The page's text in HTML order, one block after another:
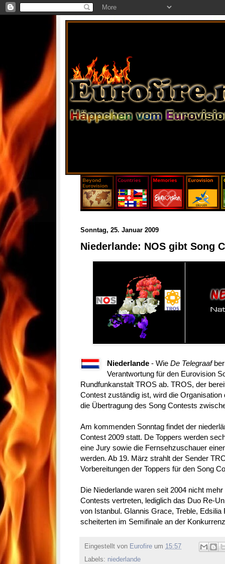
Sonntag, 25. Januar 2009
Niederlande: NOS gibt Song
Niederlande - WieDe Telegraaf
Verantwortung für den Eurovision
Rundfunkanstalt TROS ab. TROS, der
Contest zuständig ist, wird die
die Übertragung des Song Contests
Am kommenden Sonntag findet der
Contest 2009 statt. De Toppers werden
eine Jury sowie die Fernsehzuschauer
werden. Ab 19. März strahlt der Sender
Vorbereitungen der Toppers für den Song
Die Niederlande waren seit 2004 nicht
Contests vertreten, lediglich das Duo Re-
von Istanbul. Glannis Grace, Treble,
scheiterten im Semifinale an der
Eingestellt von Eurofire um 15:57
Labels: niederlande